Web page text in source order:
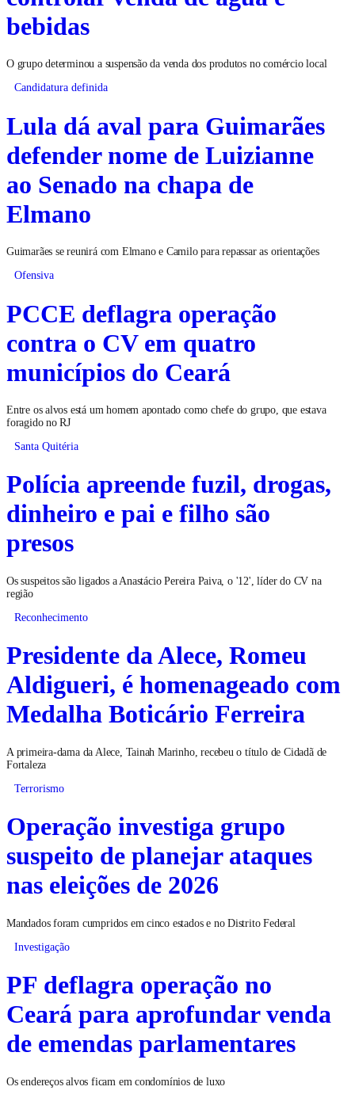
bebidas
O grupo determinou a suspensão da venda dos produtos no comércio local
Candidatura definida
Lula dá aval para Guimarães
defender nome de Luizianne
ao Senado na chapa de
Elmano
Guimarães se reunirá com Elmano e Camilo para repassar as orientações
Ofensiva
PCCE deflagra operação
contra o CV em quatro
municípios do Ceará
Entre os alvos está um homem apontado como chefe do grupo, que estava
foragido no RJ
Santa Quitéria
Polícia apreende fuzil, drogas,
dinheiro e pai e filho são
presos
Os suspeitos são ligados a Anastácio Pereira Paiva, o '12', líder do CV na
região
Reconhecimento
Presidente da Alece, Romeu
Aldigueri, é homenageado com
Medalha Boticário Ferreira
A primeira-dama da Alece, Tainah Marinho, recebeu o título de Cidadã de
Fortaleza
Terrorismo
Operação investiga grupo
suspeito de planejar ataques
nas eleições de 2026
Mandados foram cumpridos em cinco estados e no Distrito Federal
Investigação
PF deflagra operação no
Ceará para aprofundar venda
de emendas parlamentares
Os endereços alvos ficam em condomínios de luxo